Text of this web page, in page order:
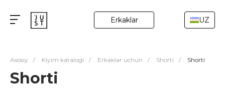
Erkaklar UZ
Asosiy / Kiyim katalogi / Erkaklar uchun / Shorti / Shorti
Shorti